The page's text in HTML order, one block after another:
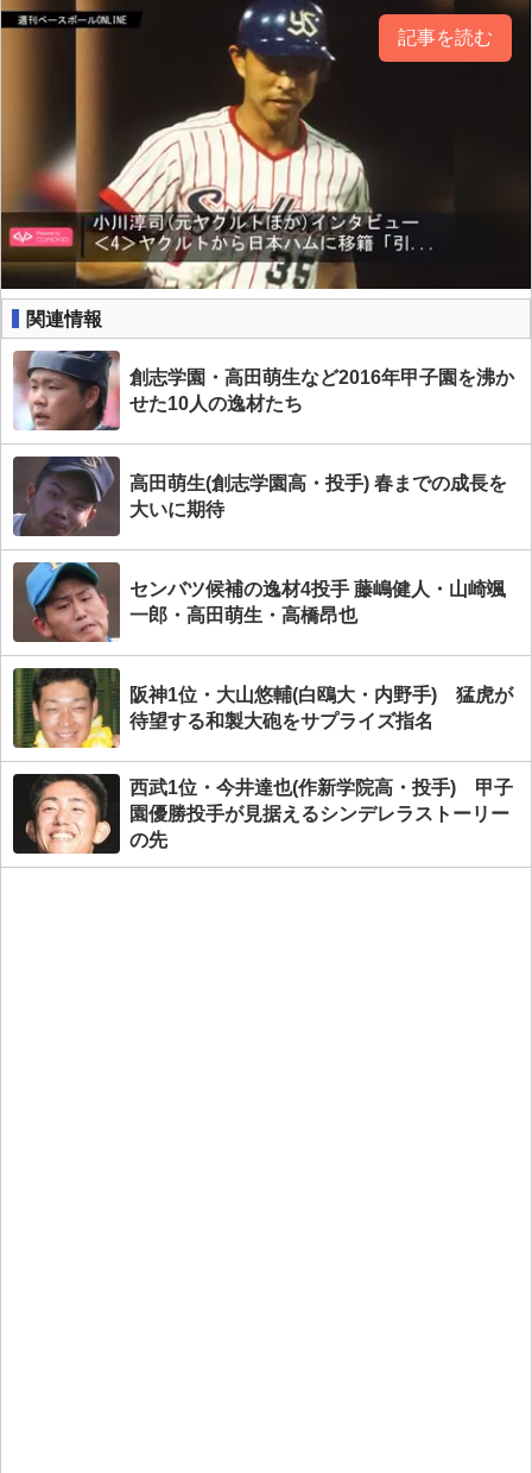
記事を読む
関連情報
創志学園・高田萌生など2016年甲子園を沸か
せた10人の逸材たち
高田萌生(創志学園高・投手) 春までの成長を
大いに期待
センバツ候補の逸材4投手 藤嶋健人・山崎颯
一郎・高田萌生・高橋昂也
阪神1位・大山悠輔(白鴎大・内野手) 猛虎が
待望する和製大砲をサプライズ指名
西武1位・今井達也(作新学院高・投手) 甲子
園優勝投手が見据えるシンデレラストーリー
の先